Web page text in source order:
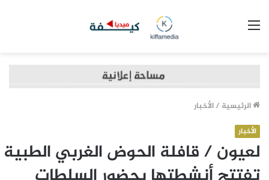
الرئيسية /الأخبار
الأخبار
لعيون / قافلة الحوض الغربي الطبية